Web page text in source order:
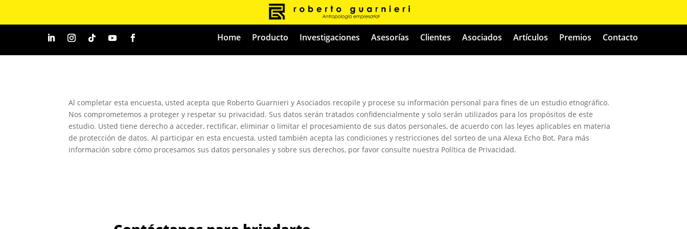
Home Producto Investigaciones Asesorías Clientes Asociados Artículos Premios Contacto
Al completar esta encuesta, usted acepta que Roberto Guarnieri y Asociados recopile y procese su información personal para fines de un estudio etnográfico.
Nos comprometemos a proteger y respetar su privacidad. Sus datos serán tratados confidencialmente y solo serán utilizados para los propósitos de este
estudio. Usted tiene derecho a acceder, rectificar, eliminar o limitar el procesamiento de sus datos personales, de acuerdo con las leyes aplicables en materia
de protección de datos. Al participar en esta encuesta, usted también acepta las condiciones y restricciones del sorteo de una Alexa Echo Bot. Para más
información sobre cómo procesamos sus datos personales y sobre sus derechos, por favor consulte nuestra Política de Privacidad.